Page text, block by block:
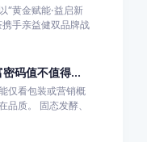
黄金赋能·益启新
手亲益健双品牌战
码值不值得...
仅看包装或营销概
品质。 固态发酵、